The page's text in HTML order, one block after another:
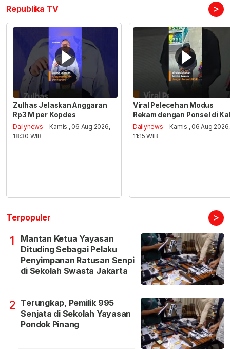
Republika TV >
Zulhas Jelaskan Anggaran
Rp3 M per Kopdes
Dailynews - Kamis , 06 Aug 2026,
18:30 WIB
Viral Pelecehan Modus
Rekam dengan Ponsel di
Dailynews - Kamis , 06 Aug 2026,
11:15 WIB
Terpopuler >
1
Mantan Ketua Yayasan
Dituding Sebagai Pelaku
Penyimpanan Ratusan Senpi
di Sekolah Swasta Jakarta
2 Terungkap, Pemilik 995
Senjata di Sekolah Yayasan
Pondok Pinang